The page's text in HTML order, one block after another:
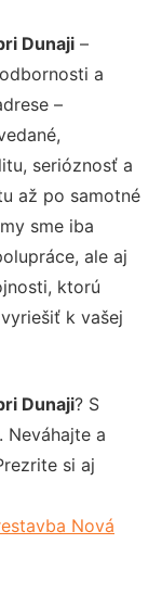
Dunaji –
a
–
serióznosť a
až po samotné
sme iba
ale aj
ktorú
k vašej
Dunaji? S
Neváhajte a
si aj
Nová